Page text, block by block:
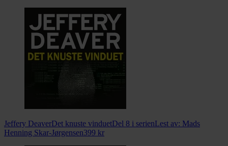
Jeffery DeaverDet knuste vinduetDel 8 i serienLest av: Mads
Henning Skar-Jørgensen399 kr